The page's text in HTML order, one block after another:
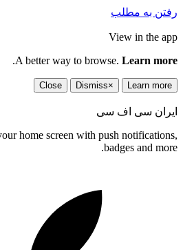
رفتن به مطلب
View in the app
A better way to browse. Learn more
.
Learn more
×
Dismiss
Close
ایران سی اف سی
home screen with push notifications,
badges and more.